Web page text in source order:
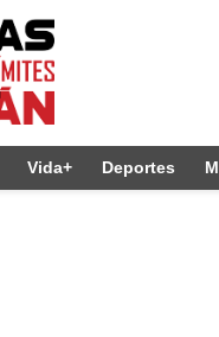
Vida+ Deportes